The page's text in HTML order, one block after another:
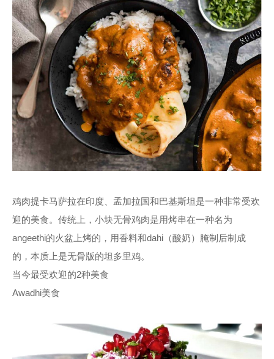
鸡肉提卡马萨拉在印度、孟加拉国和巴基斯坦是一种非常受欢
迎的美食。传统上，小块无骨鸡肉是用烤串在一种名为
angeethi的火盆上烤的，用香料和dahi（酸奶）腌制后制成
的，本质上是无骨版的坦多里鸡。
当今最受欢迎的2种美食
Awadhi美食